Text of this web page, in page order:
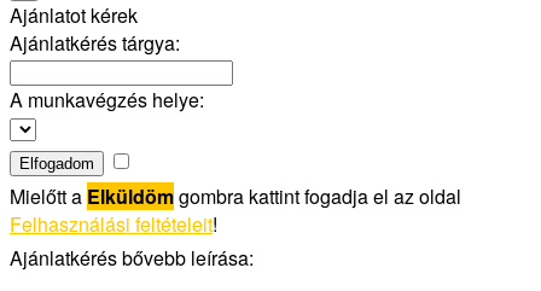
Ajánlatot kérek
Ajánlatkérés tárgya:
A munkavégzés helye:
Elfogadom
Mielőtt a Elküldömgombra kattint fogadja el az oldal
Felhasználási feltételeit!
Ajánlatkérés bővebb leírása: